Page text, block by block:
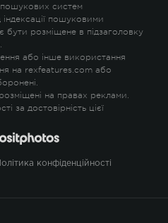
пошукових систем
індексації пошуковими
бути розміщене в підзаголовку
або інше використання
на rexfeatures.com або
розміщені на правах реклами.
за достовірність цієї
конфіденційності